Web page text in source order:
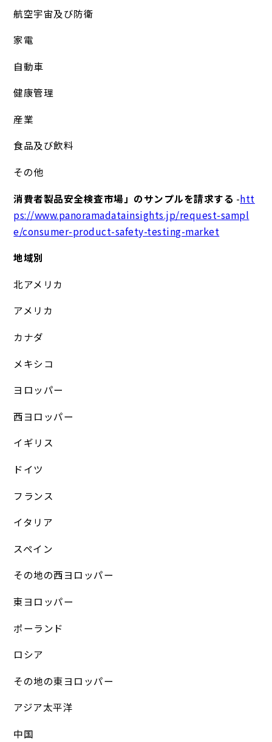
航空宇宙及び防衛
家電
自動車
健康管理
産業
食品及び飲料
その他
消費者製品安全検査市場」のサンプルを請求する -htt
ps://www.panoramadatainsights.jp/request-sampl
e/consumer-product-safety-testing-market
地域別
北アメリカ
アメリカ
カナダ
メキシコ
ヨロッパー
西ヨロッパー
イギリス
ドイツ
フランス
イタリア
スペイン
その地の西ヨロッパー
東ヨロッパー
ポーランド
ロシア
その地の東ヨロッパー
アジア太平洋
中国